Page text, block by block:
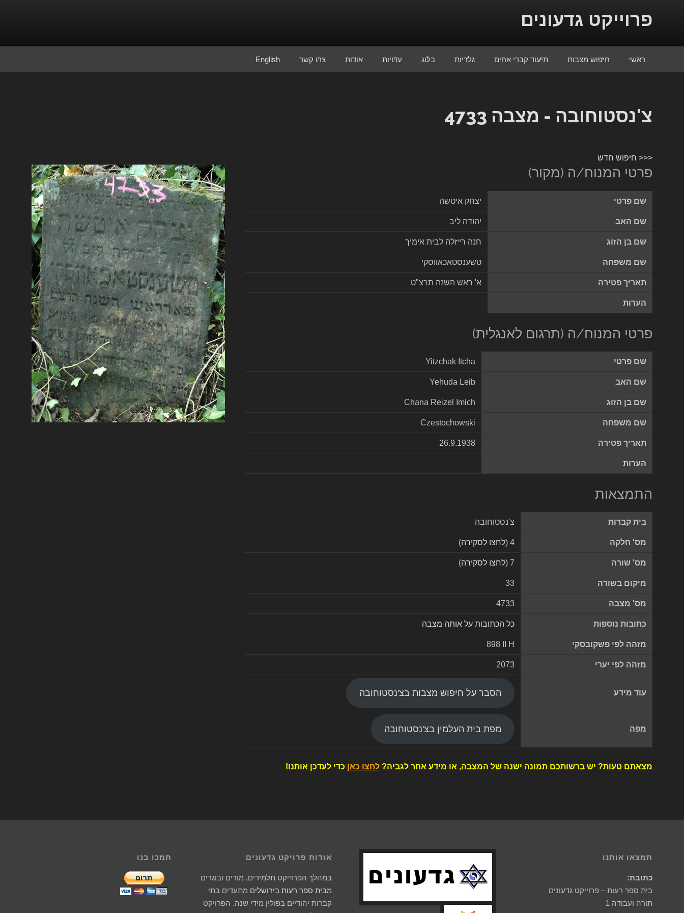
פרוייקט גדעונים
ראשי חיפוש מצבות תיעוד קברי אחים גלריות בלוג עדויות אודות צרו קשר English
צ'נסטוחובה - מצבה 4733
<<< חיפוש חדש
פרטי המנוח/ה (מקור)
שם פרטי יצחק איטשה
שם האב יהודה ליב
שם בן הזוג חנה רייזלה לבית אימיך
שם משפחה טשענסטאכאווסקי
תאריך פטירה א' ראש השנה תרצ"ט
הערות
פרטי המנוח/ה (תרגום לאנגלית)
שם פרטי Yitzchak Itcha
שם האב Yehuda Leib
שם בן הזוג Chana Reizel Imich
שם משפחה Czestochowski
תאריך פטירה 26.9.1938
הערות
התמצאות
בית קברות צ'נסטוחובה
מס' חלקה 4 ( לחצו לסקירה)
מס' שורה 7 ( לחצו לסקירה)
מיקום בשורה 33
מס' מצבה 4733
כתובות נוספות כל הכתובות על אותה מצבה
מזהה לפי פשקובסקי 898 II H
מזהה לפי יערי 2073
עוד מידע הסבר על חיפוש מצבות בצ'נסטוחובה
מפה מפת בית העלמין בצ'נסטוחובה
מצאתם טעות? יש ברשותכם תמונה ישנה של המצבה, או מידע אחר לגביה? לחצו כאן כדי לעדכן אותנו!
תמצאו אותנו
כתובת:
בית ספר רעות – פרוייקט גדעונים
תורה ועבודה 1
אודות פרויקט גדעונים
במהלך הפרוייקט תלמידים, מורים ובוגרים
מבית ספר רעות בירושלים מתעדים בתי
קברות יהודיים בפולין מידי שנה. הפרויקט
תמכו בנו